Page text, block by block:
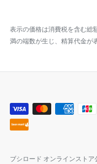
表示の価格は消費税を含む総
満の端数が生じ、精算代金が
ブシロード オンラインストア